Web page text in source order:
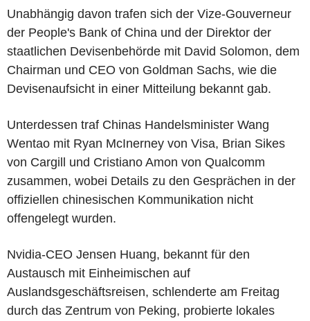
Unabhängig davon trafen sich der Vize-Gouverneur
der People's Bank of China und der Direktor der
staatlichen Devisenbehörde mit David Solomon, dem
Chairman und CEO von Goldman Sachs, wie die
Devisenaufsicht in einer Mitteilung bekannt gab.
Unterdessen traf Chinas Handelsminister Wang
Wentao mit Ryan McInerney von Visa, Brian Sikes
von Cargill und Cristiano Amon von Qualcomm
zusammen, wobei Details zu den Gesprächen in der
offiziellen chinesischen Kommunikation nicht
offengelegt wurden.
Nvidia-CEO Jensen Huang, bekannt für den
Austausch mit Einheimischen auf
Auslandsgeschäftsreisen, schlenderte am Freitag
durch das Zentrum von Peking, probierte lokales